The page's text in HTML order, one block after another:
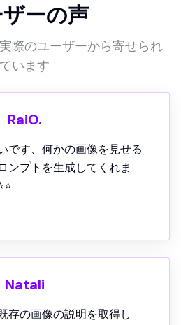
ーの声
際のユーザーから寄せられ
ています
RaiO.
Natali